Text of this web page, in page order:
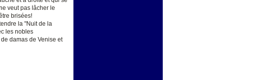
veut pas lâcher le
brisées!
la "Nuit de la
les nobles
damas de Venise et